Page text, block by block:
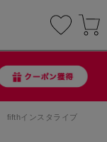
fifthインスタライブ